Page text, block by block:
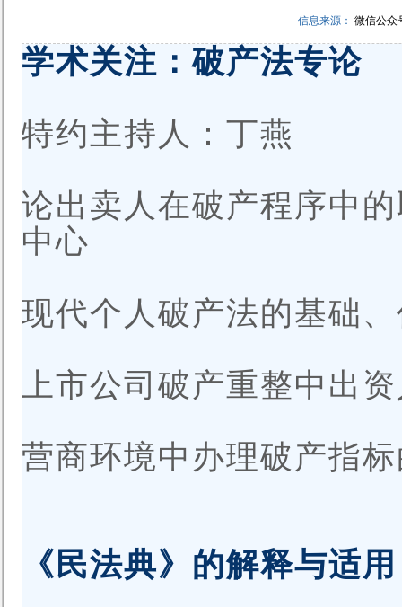
信息来源： 微信公众
学术关注：破产法专论
特约主持人：丁燕
论出卖人在破产程序中
中心
现代个人破产法的基础
上市公司破产重整中出
营商环境中办理破产指
《民法典》的解释与适用